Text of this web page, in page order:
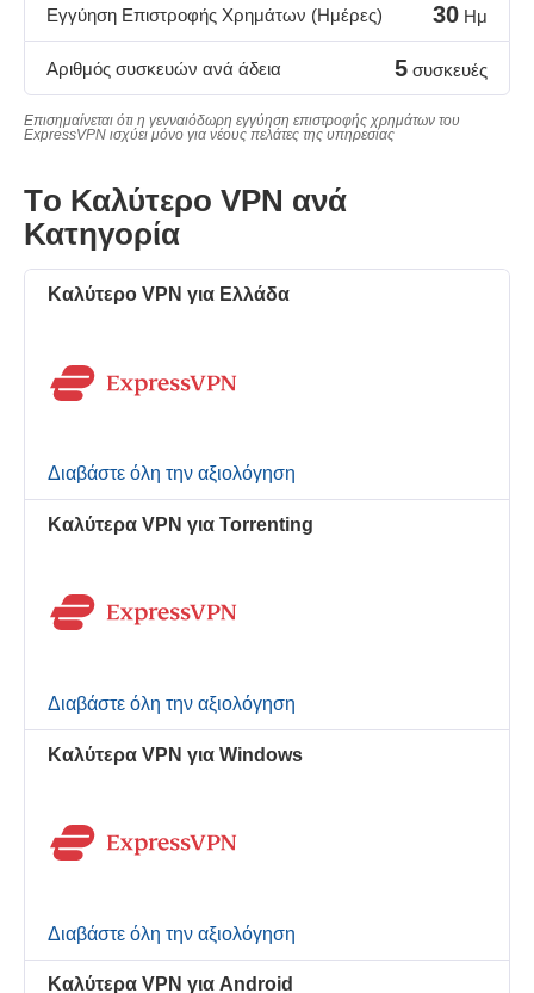
Εγγύηση Επιστροφής Χρημάτων (Ημέρες) 30 Ημ
Αριθμός συσκευών ανά άδεια 5 συσκευές
Επισημαίνεται ότι η γενναιόδωρη εγγύηση επιστροφής χρημάτων του
ExpressVPN ισχύει μόνο για νέους πελάτες της υπηρεσίας
Τo Καλύτερo VPN ανά
Κατηγορία
Καλύτερο VPN για Ελλάδα
Διαβάστε όλη την αξιολόγηση
Καλύτερα VPN για Torrenting
Διαβάστε όλη την αξιολόγηση
Καλύτερα VPN για Windows
Διαβάστε όλη την αξιολόγηση
Καλύτερα VPN για Android